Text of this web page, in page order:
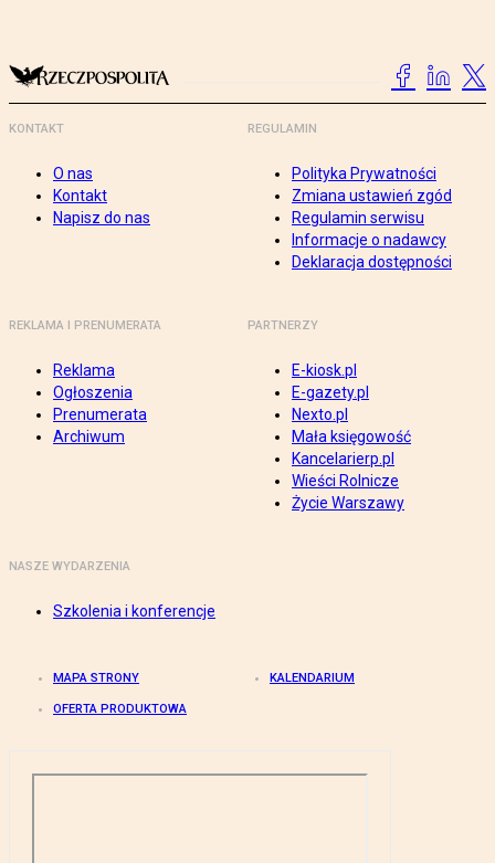
KONTAKT
O nas
Kontakt
Napisz do nas
REGULAMIN
Polityka Prywatności
Zmiana ustawień zgód
Regulamin serwisu
Informacje o nadawcy
Deklaracja dostępności
REKLAMA I PRENUMERATA
Reklama
Ogłoszenia
Prenumerata
Archiwum
PARTNERZY
E-kiosk.pl
E-gazety.pl
Nexto.pl
Mała księgowość
Kancelarierp.pl
Wieści Rolnicze
Życie Warszawy
NASZE WYDARZENIA
Szkolenia i konferencje
MAPA STRONY KALENDARIUM
OFERTA PRODUKTOWA